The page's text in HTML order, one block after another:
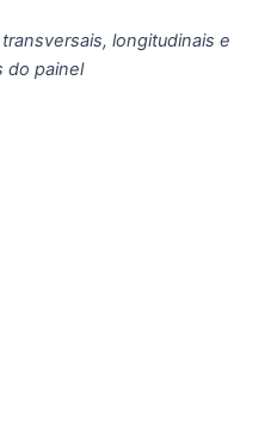
longitudinais e
do painel